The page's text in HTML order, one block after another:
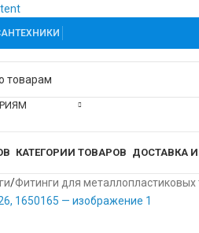
КАТЕГОРИИ ТОВАРОВ ДОСТАВКА
/Фитинги для металлопластиковых